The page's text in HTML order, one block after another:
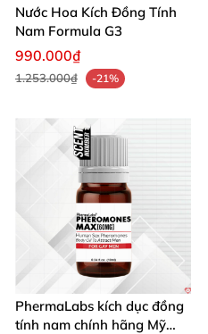
Nước Hoa Kích Đồng Tính
Nam Formula G3
990.000₫
1.253.000₫ -21%
PhermaLabs kích dục đồng
tính nam chính hãng Mỹ